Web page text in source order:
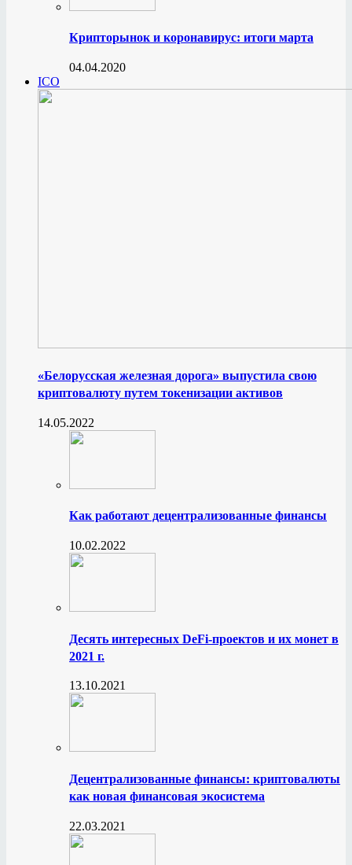
Крипторынок и коронавирус: итоги марта
04.04.2020
ICO
«Белорусская железная дорога» выпустила свою
криптовалюту путем токенизации активов
14.05.2022
Как работают децентрализованные финансы
10.02.2022
Десять интересных DeFi-проектов и их монет в
2021 г.
13.10.2021
Децентрализованные финансы: криптовалюты
как новая финансовая экосистема
22.03.2021